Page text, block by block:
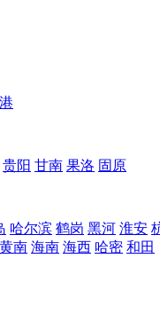
贵阳 甘南 果洛 固原
哈尔滨 鹤岗 黑河 淮安
黄南 海南 海西 哈密 和田